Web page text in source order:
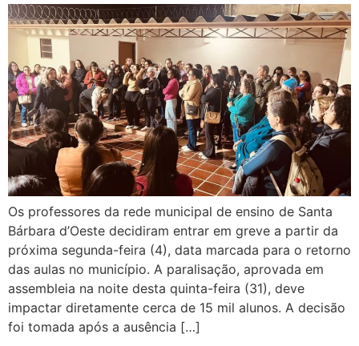
Os professores da rede municipal de ensino de Santa
Bárbara d’Oeste decidiram entrar em greve a partir da
próxima segunda-feira (4), data marcada para o retorno
das aulas no município. A paralisação, aprovada em
assembleia na noite desta quinta-feira (31), deve
impactar diretamente cerca de 15 mil alunos. A decisão
foi tomada após a ausência […]